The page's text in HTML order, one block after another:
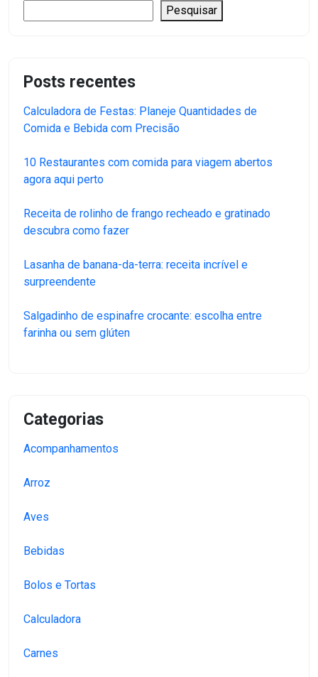
Pesquisar
Posts recentes
Calculadora de Festas: Planeje Quantidades de
Comida e Bebida com Precisão
10 Restaurantes com comida para viagem abertos
agora aqui perto
Receita de rolinho de frango recheado e gratinado
descubra como fazer
Lasanha de banana-da-terra: receita incrível e
surpreendente
Salgadinho de espinafre crocante: escolha entre
farinha ou sem glúten
Categorias
Acompanhamentos
Arroz
Aves
Bebidas
Bolos e Tortas
Calculadora
Carnes